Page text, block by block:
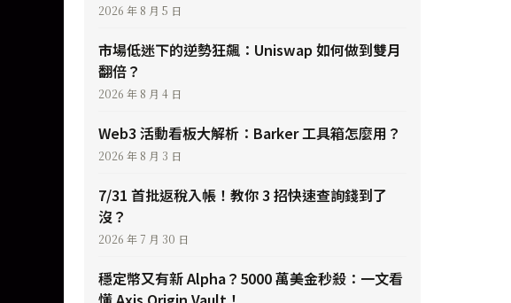
2026 年 8 月 5 日
市場低迷下的逆勢狂飆：Uniswap 如何做到雙月
翻倍？
2026 年 8 月 4 日
Web3 活動看板大解析：Barker 工具箱怎麼用？
2026 年 8 月 3 日
7/31 首批返稅入帳！教你 3 招快速查詢錢到了
沒？
2026 年 7 月 30 日
穩定幣又有新 Alpha？5000 萬美金秒殺：一文看